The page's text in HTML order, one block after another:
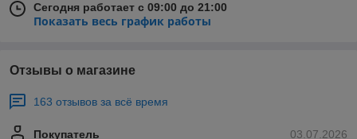
Сегодня работает с 09:00 до 21:00
Показать весь график работы
Отзывы о магазине
163 отзывов за всё время
03.07.2026
Покупатель